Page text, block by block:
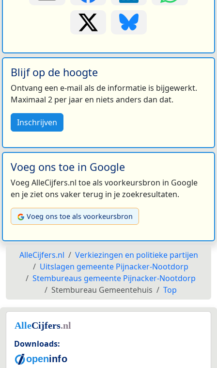
Blijf op de hoogte
Ontvang een e-mail als de informatie is bijgewerkt.
Maximaal 2 per jaar en niets anders dan dat.
Inschrijven
Voeg ons toe in Google
Voeg AlleCijfers.nl toe als voorkeursbron in Google
en je ziet ons vaker terug in je zoekresultaten.
Voeg ons toe als voorkeursbron
AlleCijfers.nl
Verkiezingen en politieke partijen
Uitslagen gemeente Pijnacker-Nootdorp
Stembureaus gemeente Pijnacker-Nootdorp
Stembureau Gemeentehuis
Top
Downloads: